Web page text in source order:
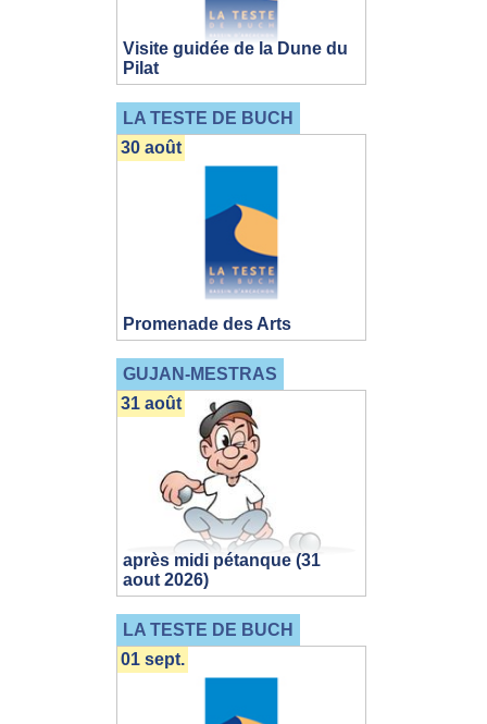
Visite guidée de la Dune du
Pilat
LA TESTE DE BUCH
Promenade des Arts
30 août
GUJAN-MESTRAS
après midi pétanque (31
aout 2026)
31 août
LA TESTE DE BUCH
01 sept.